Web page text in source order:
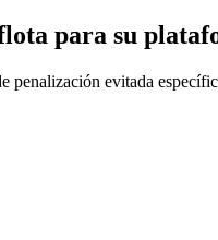
para su
evitada